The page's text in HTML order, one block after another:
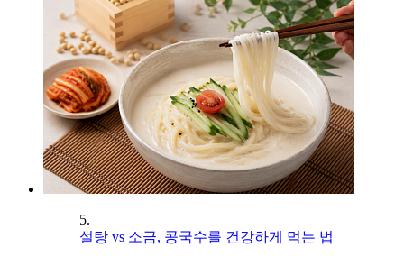
5.
설탕 vs 소금, 콩국수를 건강하게 먹는 법